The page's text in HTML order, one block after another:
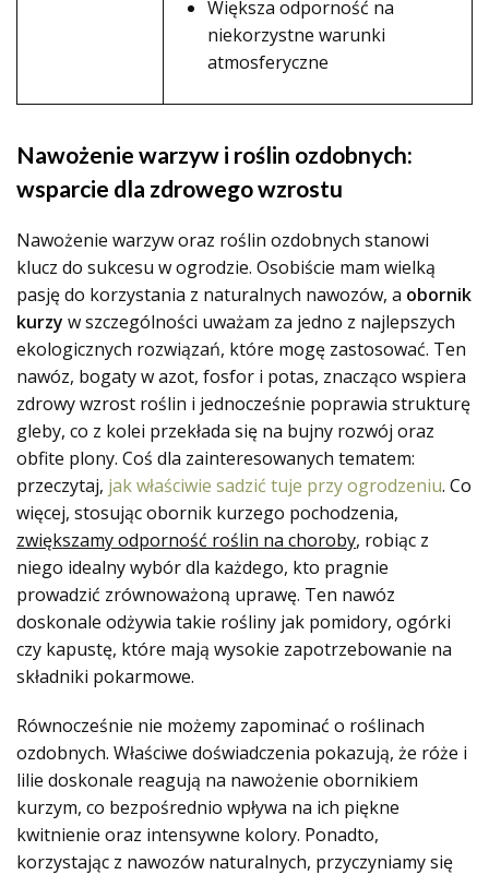
Większa odporność na
niekorzystne warunki
atmosferyczne
Nawożenie warzyw i roślin ozdobnych:
wsparcie dla zdrowego wzrostu
Nawożenie warzyw oraz roślin ozdobnych stanowi
klucz do sukcesu w ogrodzie. Osobiście mam wielką
pasję do korzystania z naturalnych nawozów, a obornik
kurzy w szczególności uważam za jedno z najlepszych
ekologicznych rozwiązań, które mogę zastosować. Ten
nawóz, bogaty w azot, fosfor i potas, znacząco wspiera
zdrowy wzrost roślin i jednocześnie poprawia strukturę
gleby, co z kolei przekłada się na bujny rozwój oraz
obfite plony. Coś dla zainteresowanych tematem:
przeczytaj, jak właściwie sadzić tuje przy ogrodzeniu. Co
więcej, stosując obornik kurzego pochodzenia,
zwiększamy odporność roślin na choroby, robiąc z
niego idealny wybór dla każdego, kto pragnie
prowadzić zrównoważoną uprawę. Ten nawóz
doskonale odżywia takie rośliny jak pomidory, ogórki
czy kapustę, które mają wysokie zapotrzebowanie na
składniki pokarmowe.
Równocześnie nie możemy zapominać o roślinach
ozdobnych. Właściwe doświadczenia pokazują, że róże i
lilie doskonale reagują na nawożenie obornikiem
kurzym, co bezpośrednio wpływa na ich piękne
kwitnienie oraz intensywne kolory. Ponadto,
korzystając z nawozów naturalnych, przyczyniamy się